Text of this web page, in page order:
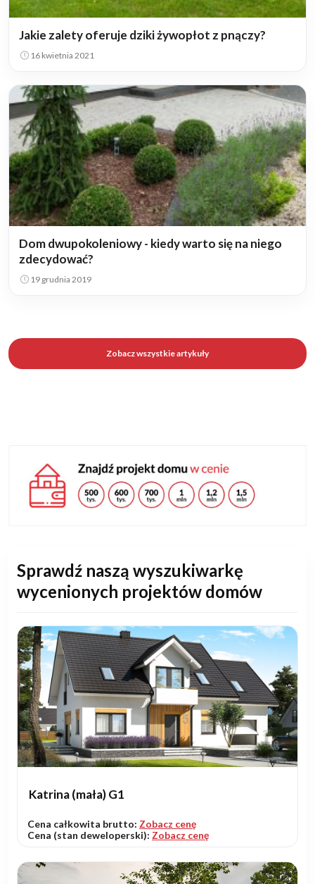
Jakie zalety oferuje dziki żywopłot z pnączy?
16 kwietnia 2021
Dom dwupokoleniowy - kiedy warto się na niego
zdecydować?
19 grudnia 2019
Zobacz wszystkie artykuły
Sprawdź naszą wyszukiwarkę
wycenionych projektów domów
Katrina (mała) G1
Cena całkowita brutto: Zobacz cenę
Cena (stan deweloperski): Zobacz cenę